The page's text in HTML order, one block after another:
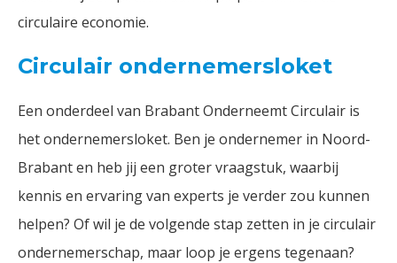
circulaire economie.
Circulair ondernemersloket
Een onderdeel van Brabant Onderneemt Circulair is
het ondernemersloket. Ben je ondernemer in Noord-
Brabant en heb jij een groter vraagstuk, waarbij
kennis en ervaring van experts je verder zou kunnen
helpen? Of wil je de volgende stap zetten in je circulair
ondernemerschap, maar loop je ergens tegenaan?